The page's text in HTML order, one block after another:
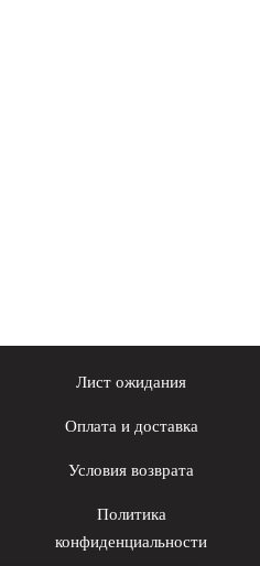
Лист ожидания
Оплата и доставка
Условия возврата
Политика
конфиденциальности